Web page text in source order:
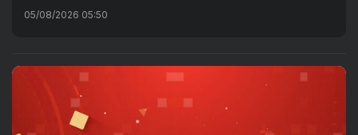
05/08/2026 05:50